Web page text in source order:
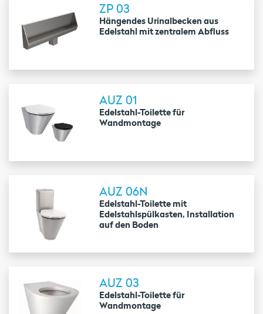
ZP 03
Hängendes Urinalbecken aus
Edelstahl mit zentralem Abfluss
AUZ 01
Edelstahl-Toilette für
Wandmontage
AUZ 06N
Edelstahl-Toilette mit
Edelstahlspülkasten, Installation
auf den Boden
AUZ 03
Edelstahl-Toilette für
Wandmontage